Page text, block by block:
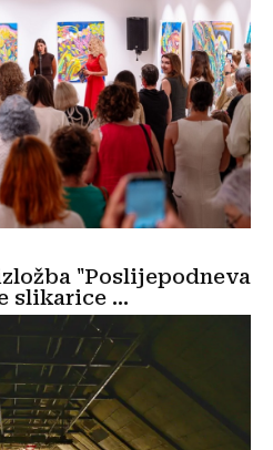
"Poslijepodneva
slikarice ...